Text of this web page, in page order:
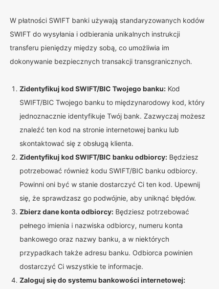
W płatności SWIFT banki używają standaryzowanych kodów
SWIFT do wysyłania i odbierania unikalnych instrukcji
transferu pieniędzy między sobą, co umożliwia im
dokonywanie bezpiecznych transakcji transgranicznych.
Zidentyfikuj kod SWIFT/BIC Twojego banku: Kod
SWIFT/BIC Twojego banku to międzynarodowy kod, który
jednoznacznie identyfikuje Twój bank. Zazwyczaj możesz
znaleźć ten kod na stronie internetowej banku lub
skontaktować się z obsługą klienta.
Zidentyfikuj kod SWIFT/BIC banku odbiorcy: Będziesz
potrzebować również kodu SWIFT/BIC banku odbiorcy.
Powinni oni być w stanie dostarczyć Ci ten kod. Upewnij
się, że sprawdzasz go podwójnie, aby uniknąć błędów.
Zbierz dane konta odbiorcy: Będziesz potrzebować
pełnego imienia i nazwiska odbiorcy, numeru konta
bankowego oraz nazwy banku, a w niektórych
przypadkach także adresu banku. Odbiorca powinien
dostarczyć Ci wszystkie te informacje.
Zaloguj się do systemu bankowości internetowej: